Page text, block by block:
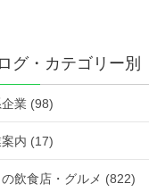
ログ・カテゴリー別
企業 (98)
内 (17)
の飲食店・グルメ (822)